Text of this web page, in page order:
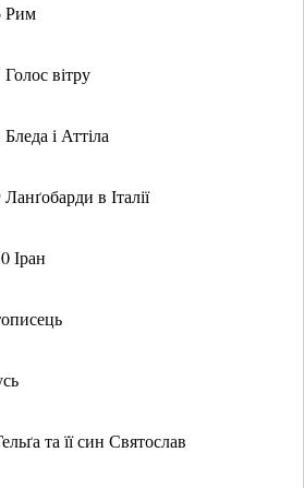
Рим
вітру
і Аттіла
в Італії
Іран
та її син Святослав